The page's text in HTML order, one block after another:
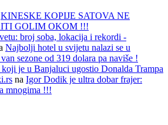
KINESKE KOPIJE SATOVA NE
GOLIM OKOM !!!
broj soba, lokacija i rekordi -
Najbolji hotel u svijetu nalazi se u
sezone od 319 dolara pa naviše !
je u Banjaluci ugostio Donalda Trampa
na Igor Dodik je ultra dobar frajer:
mnogima !!!